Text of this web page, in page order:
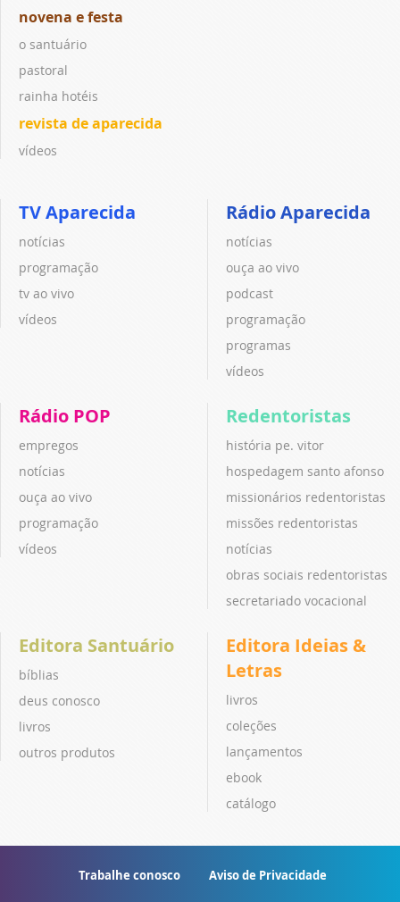
novena e festa
o santuário
pastoral
rainha hotéis
revista de aparecida
vídeos
TV Aparecida
notícias
programação
tv ao vivo
vídeos
Rádio Aparecida
notícias
ouça ao vivo
podcast
programação
programas
vídeos
Rádio POP
empregos
notícias
ouça ao vivo
programação
vídeos
Redentoristas
história pe. vitor
hospedagem santo afonso
missionários redentoristas
missões redentoristas
notícias
obras sociais redentoristas
secretariado vocacional
Editora Santuário
bíblias
deus conosco
livros
outros produtos
Editora Ideias &
Letras
livros
coleções
lançamentos
ebook
catálogo
Trabalhe conosco Aviso de Privacidade